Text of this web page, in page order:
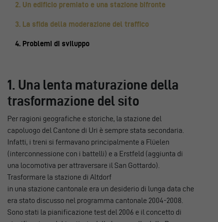
2. Un edificio premiato e una stazione bifronte
3. La sfida della moderazione del traffico
4. Problemi di sviluppo
1. Una lenta maturazione della
trasformazione del sito
Per ragioni geografiche e storiche, la stazione del
capoluogo del Cantone di Uri è sempre stata secondaria.
Infatti, i treni si fermavano principalmente a Flüelen
(interconnessione con i battelli) e a Erstfeld (aggiunta di
una locomotiva per attraversare il San Gottardo).
Trasformare la stazione di Altdorf
in una stazione cantonale era un desiderio di lunga data che
era stato discusso nel programma cantonale 2004-2008.
Sono stati la pianificazione test del 2006 e il concetto di